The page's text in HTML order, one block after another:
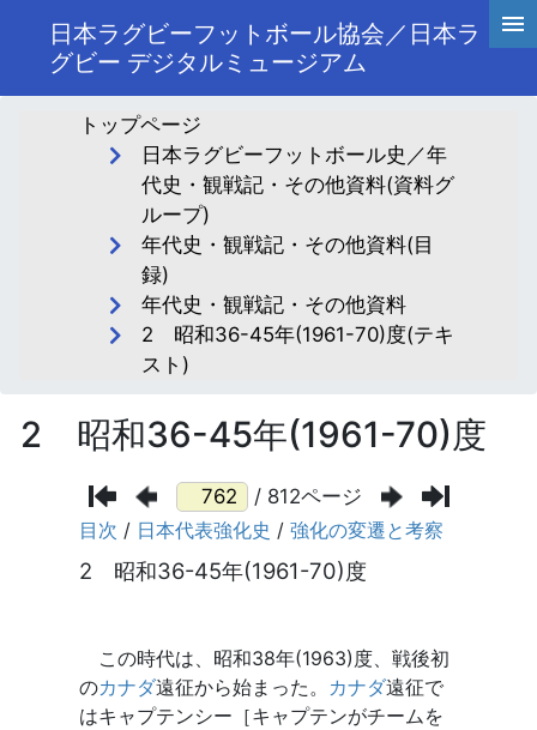
日本ラグビーフットボール協会／日本ラ
グビー デジタルミュージアム
トップページ
日本ラグビーフットボール史／年
代史・観戦記・その他資料(資料グ
ループ)
年代史・観戦記・その他資料(目
録)
年代史・観戦記・その他資料
2 昭和36-45年(1961-70)度(テキ
スト)
2 昭和36-45年(1961-70)度
/ 812ページ